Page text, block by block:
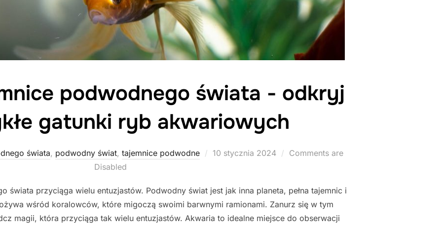
podwodnego świata - odkryj
gatunki ryb akwariowych
świata, podwodny świat, tajemnice podwodne
Posted
10 stycznia 2024
Comments are
Disabled
świata przyciąga wielu entuzjastów. Podwodny świat jest jak inna planeta, pełna tajemnic i
wśród koralowców, które migoczą swoimi barwnymi ramionami. Zanurz się w tym
magii, która przyciąga tak wielu entuzjastów. Akwaria to idealne miejsce do obserwacji